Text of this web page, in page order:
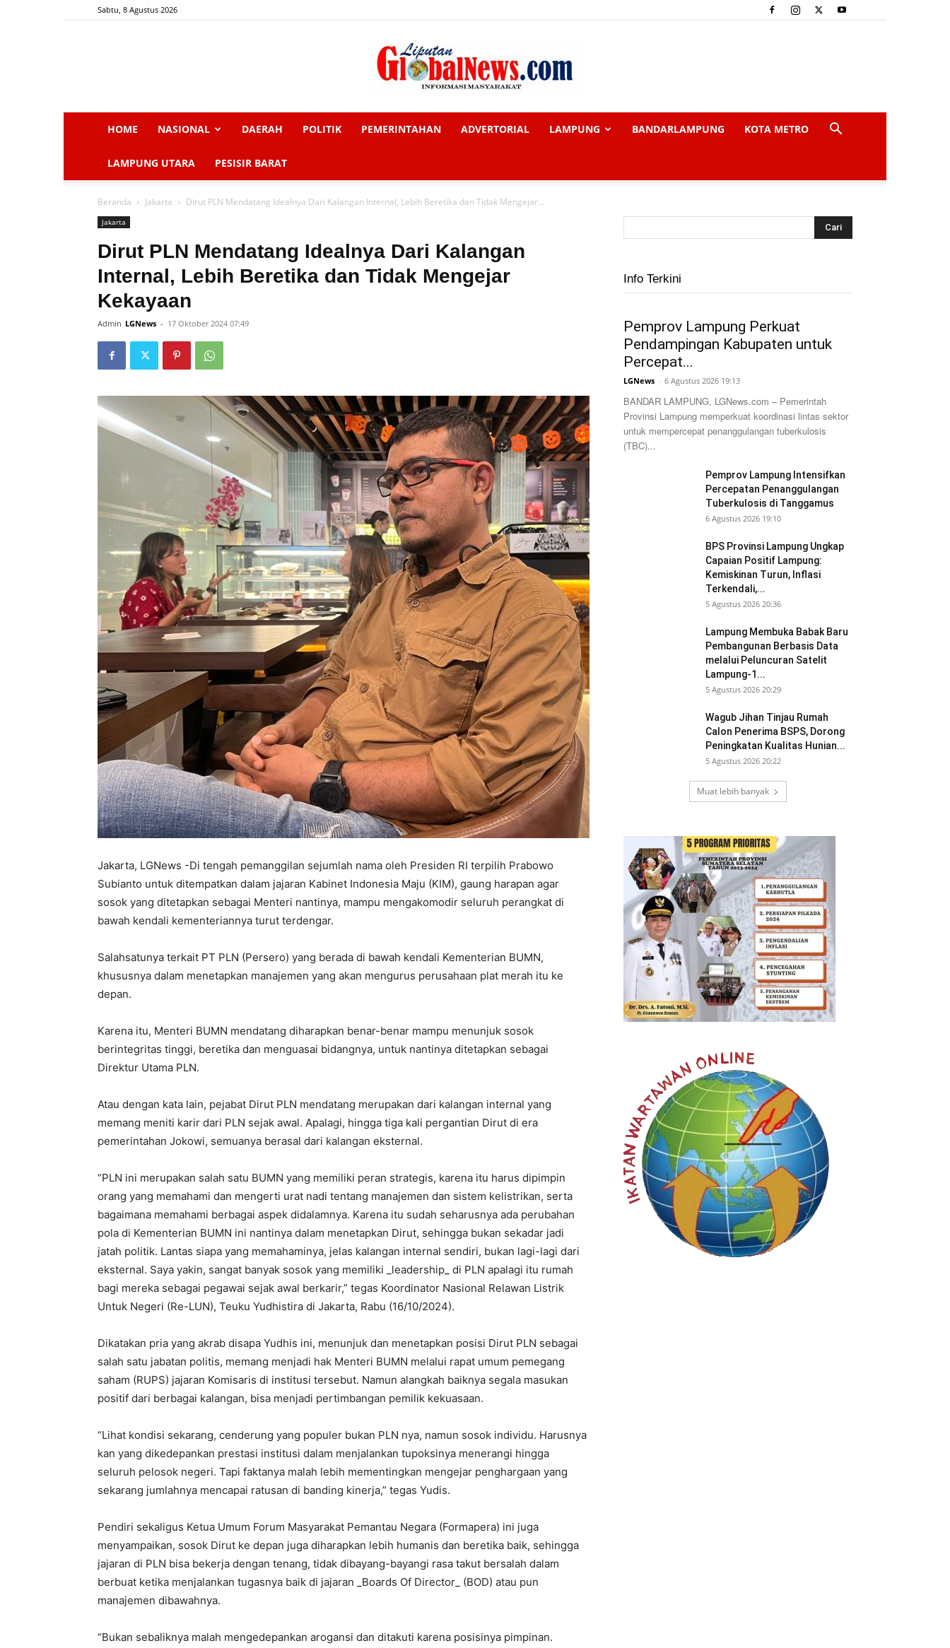
Sabtu, 8 Agustus 2026
HOME NASIONAL DAERAH POLITIK PEMERINTAHAN ADVERTORIAL LAMPUNG BANDARLAMPUNG KOTA METRO
LAMPUNG UTARA PESISIR BARAT
Beranda Jakarta Dirut PLN Mendatang Idealnya Dari Kalangan Internal, Lebih Beretika dan Tidak Mengejar...
Jakarta
Dirut PLN Mendatang Idealnya Dari Kalangan
Internal, Lebih Beretika dan Tidak Mengejar
Kekayaan
Admin LGNews - 17 Oktober 2024 07:49
Jakarta, LGNews -Di tengah pemanggilan sejumlah nama oleh Presiden RI terpilih Prabowo
Subianto untuk ditempatkan dalam jajaran Kabinet Indonesia Maju (KIM), gaung harapan agar
sosok yang ditetapkan sebagai Menteri nantinya, mampu mengakomodir seluruh perangkat di
bawah kendali kementeriannya turut terdengar.
Salahsatunya terkait PT PLN (Persero) yang berada di bawah kendali Kementerian BUMN,
khususnya dalam menetapkan manajemen yang akan mengurus perusahaan plat merah itu ke
depan.
Karena itu, Menteri BUMN mendatang diharapkan benar-benar mampu menunjuk sosok
berintegritas tinggi, beretika dan menguasai bidangnya, untuk nantinya ditetapkan sebagai
Direktur Utama PLN.
Atau dengan kata lain, pejabat Dirut PLN mendatang merupakan dari kalangan internal yang
memang meniti karir dari PLN sejak awal. Apalagi, hingga tiga kali pergantian Dirut di era
pemerintahan Jokowi, semuanya berasal dari kalangan eksternal.
“PLN ini merupakan salah satu BUMN yang memiliki peran strategis, karena itu harus dipimpin
orang yang memahami dan mengerti urat nadi tentang manajemen dan sistem kelistrikan, serta
bagaimana memahami berbagai aspek didalamnya. Karena itu sudah seharusnya ada perubahan
pola di Kementerian BUMN ini nantinya dalam menetapkan Dirut, sehingga bukan sekadar jadi
jatah politik. Lantas siapa yang memahaminya, jelas kalangan internal sendiri, bukan lagi-lagi dari
eksternal. Saya yakin, sangat banyak sosok yang memiliki _leadership_ di PLN apalagi itu rumah
bagi mereka sebagai pegawai sejak awal berkarir,” tegas Koordinator Nasional Relawan Listrik
Untuk Negeri (Re-LUN), Teuku Yudhistira di Jakarta, Rabu (16/10/2024).
Dikatakan pria yang akrab disapa Yudhis ini, menunjuk dan menetapkan posisi Dirut PLN sebagai
salah satu jabatan politis, memang menjadi hak Menteri BUMN melalui rapat umum pemegang
saham (RUPS) jajaran Komisaris di institusi tersebut. Namun alangkah baiknya segala masukan
positif dari berbagai kalangan, bisa menjadi pertimbangan pemilik kekuasaan.
“Lihat kondisi sekarang, cenderung yang populer bukan PLN nya, namun sosok individu. Harusnya
kan yang dikedepankan prestasi institusi dalam menjalankan tupoksinya menerangi hingga
seluruh pelosok negeri. Tapi faktanya malah lebih mementingkan mengejar penghargaan yang
sekarang jumlahnya mencapai ratusan di banding kinerja,” tegas Yudis.
Pendiri sekaligus Ketua Umum Forum Masyarakat Pemantau Negara (Formapera) ini juga
menyampaikan, sosok Dirut ke depan juga diharapkan lebih humanis dan beretika baik, sehingga
jajaran di PLN bisa bekerja dengan tenang, tidak dibayang-bayangi rasa takut bersalah dalam
berbuat ketika menjalankan tugasnya baik di jajaran _Boards Of Director_ (BOD) atau pun
manajemen dibawahnya.
“Bukan sebaliknya malah mengedepankan arogansi dan ditakuti karena posisinya pimpinan.
Info Terkini
Pemprov Lampung Perkuat
Pendampingan Kabupaten untuk
Percepat...
LGNews - 6 Agustus 2026 19:13
BANDAR LAMPUNG, LGNews.com – Pemerintah
Provinsi Lampung memperkuat koordinasi lintas sektor
untuk mempercepat penanggulangan tuberkulosis
(TBC)...
Pemprov Lampung Intensifkan
Percepatan Penanggulangan
Tuberkulosis di Tanggamus
6 Agustus 2026 19:10
BPS Provinsi Lampung Ungkap
Capaian Positif Lampung:
Kemiskinan Turun, Inflasi
Terkendali,...
5 Agustus 2026 20:36
Lampung Membuka Babak Baru
Pembangunan Berbasis Data
melalui Peluncuran Satelit
Lampung-1...
5 Agustus 2026 20:29
Wagub Jihan Tinjau Rumah
Calon Penerima BSPS, Dorong
Peningkatan Kualitas Hunian...
5 Agustus 2026 20:22
Muat lebih banyak